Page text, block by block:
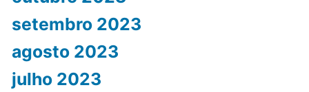
setembro 2023
agosto 2023
julho 2023